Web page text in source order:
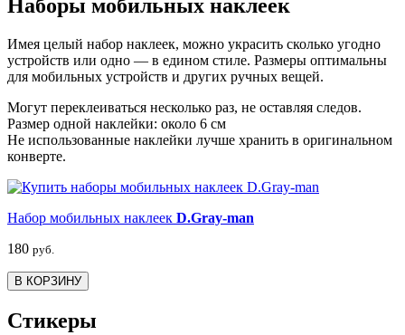
Наборы мобильных наклеек
Имея целый набор наклеек, можно украсить сколько угодно
устройств или одно — в едином стиле. Размеры оптимальны
для мобильных устройств и других ручных вещей.
Могут переклеиваться несколько раз, не оставляя следов.
Размер одной наклейки: около 6 см
Не использованные наклейки лучше хранить в оригинальном
конверте.
Набор мобильных наклеек D.Gray-man
180 руб.
В КОРЗИНУ
Стикеры